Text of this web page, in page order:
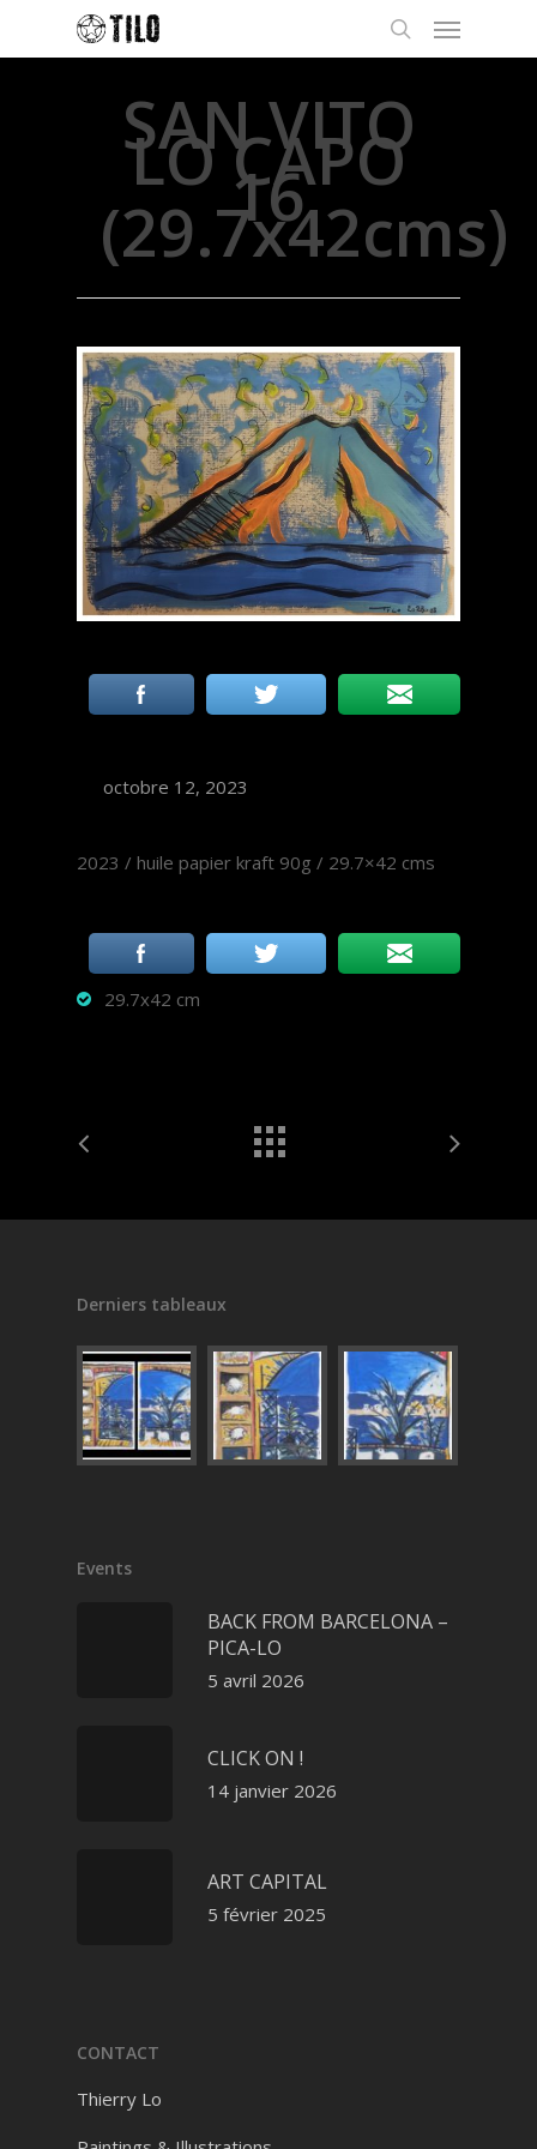
SAN VITO
LO CAPO
16
(29.7x42cms)
octobre 12, 2023
2023 / huile papier kraft 90g / 29.7×42 cms
29.7x42 cm
Derniers tableaux
Events
BACK FROM BARCELONA –
PICA-LO
5 avril 2026
CLICK ON !
14 janvier 2026
ART CAPITAL
5 février 2025
CONTACT
Thierry Lo